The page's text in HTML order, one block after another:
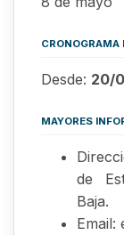
CRONOGRAMA
Desde: 20/
MAYORES
de
Baja.
Email: